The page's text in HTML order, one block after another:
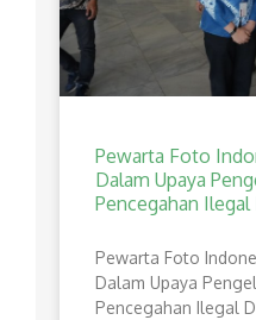
Pewarta Foto
Dalam Upaya
Pencegahan
Pewarta Foto
Dalam Upaya
Pencegahan Ilegal